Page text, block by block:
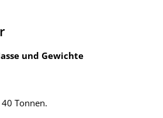
und Gewichte
Tonnen.